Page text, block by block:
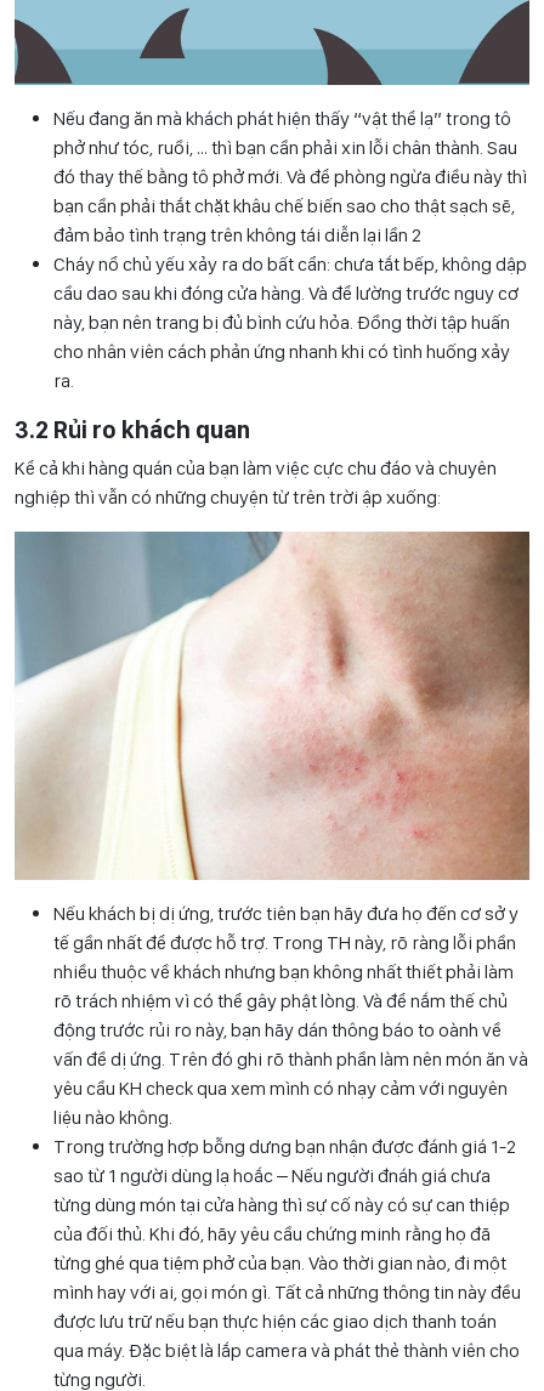
Nếu đang ăn mà khách phát hiện thấy “vật thể lạ” trong tô
phở như tóc, ruồi, … thì bạn cần phải xin lỗi chân thành. Sau
đó thay thế bằng tô phở mới. Và để phòng ngừa điều này thì
bạn cần phải thắt chặt khâu chế biến sao cho thật sạch sẽ,
đảm bảo tình trạng trên không tái diễn lại lần 2
Cháy nổ chủ yếu xảy ra do bất cẩn: chưa tắt bếp, không dập
cầu dao sau khi đóng cửa hàng. Và để lường trước nguy cơ
này, bạn nên trang bị đủ bình cứu hỏa. Đồng thời tập huấn
cho nhân viên cách phản ứng nhanh khi có tình huống xảy
ra.
3.2 Rủi ro khách quan
Kể cả khi hàng quán của bạn làm việc cực chu đáo và chuyên
nghiệp thì vẫn có những chuyện từ trên trời ập xuống:
Nếu khách bị dị ứng, trước tiên bạn hãy đưa họ đến cơ sở y
tế gần nhất để được hỗ trợ. Trong TH này, rõ ràng lỗi phần
nhiều thuộc về khách nhưng bạn không nhất thiết phải làm
rõ trách nhiệm vì có thể gây phật lòng. Và để nắm thế chủ
động trước rủi ro này, bạn hãy dán thông báo to oành về
vấn đề dị ứng. Trên đó ghi rõ thành phần làm nên món ăn và
yêu cầu KH check qua xem mình có nhạy cảm với nguyên
liệu nào không.
Trong trường hợp bỗng dưng bạn nhận được đánh giá 1-2
sao từ 1 người dùng lạ hoắc – Nếu người đnáh giá chưa
từng dùng món tại cửa hàng thì sự cố này có sự can thiệp
của đối thủ. Khi đó, hãy yêu cầu chứng minh rằng họ đã
từng ghé qua tiệm phở của bạn. Vào thời gian nào, đi một
mình hay với ai, gọi món gì. Tất cả những thông tin này đều
được lưu trữ nếu bạn thực hiện các giao dịch thanh toán
qua máy. Đặc biệt là lắp camera và phát thẻ thành viên cho
từng người.